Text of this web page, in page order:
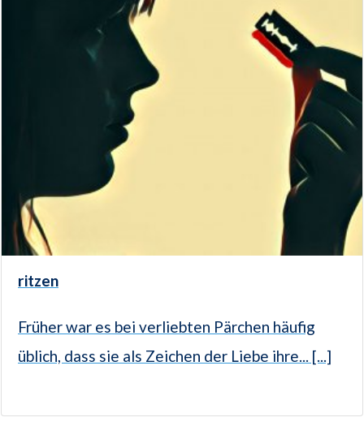
ritzen
Früher war es bei verliebten Pärchen häufig
üblich, dass sie als Zeichen der Liebe ihre... [...]